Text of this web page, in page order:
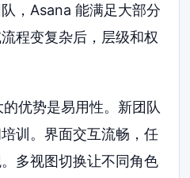
，Asana 能满足大部分
程变复杂后，层级和权
的优势是易用性。新团队
训。界面交互流畅，任
多视图切换让不同角色